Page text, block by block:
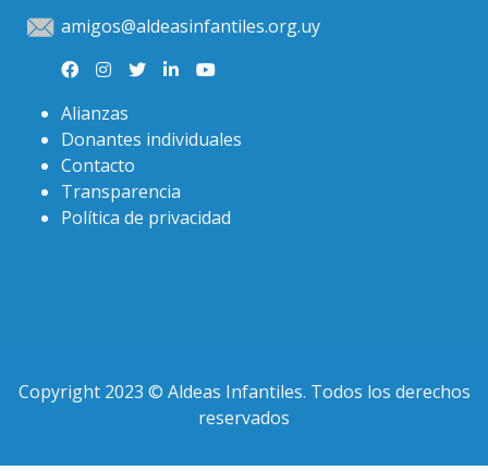
amigos@aldeasinfantiles.org.uy
Alianzas
Donantes individuales
Contacto
Transparencia
Política de privacidad
Copyright 2023 © Aldeas Infantiles. Todos los derechos
reservados